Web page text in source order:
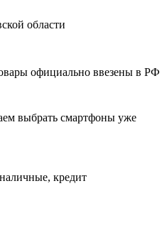
области
официально ввезены в РФ
выбрать смартфоны уже
кредит